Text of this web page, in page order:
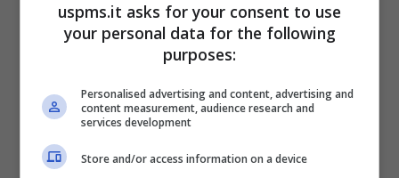
Quanto guadagna Milly Carlucci a Ballando con le Stelle
Poi il colpo di scena che ha cambiato il sabato
sera degli italiani: dal 2005 al comando di
uspms.it asks for your consent to use
your personal data for the following
purposes:
Personalised advertising and content, advertising and
content measurement, audience research and
services development
Store and/or access information on a device